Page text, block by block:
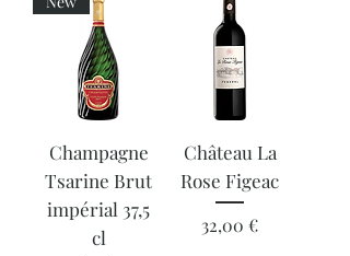
Champagne
Tsarine Brut
impérial 37,5
cl
Château La
Rose Figeac
Precio
32,00 €